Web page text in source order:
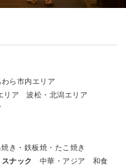
わら市内エリア
リア
波松・北潟エリア
き・鉄板焼・たこ焼き
ナック 中華・アジア
和食